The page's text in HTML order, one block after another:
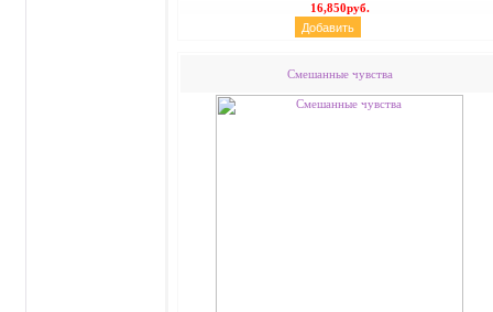
16,850руб.
Смешанные чувства